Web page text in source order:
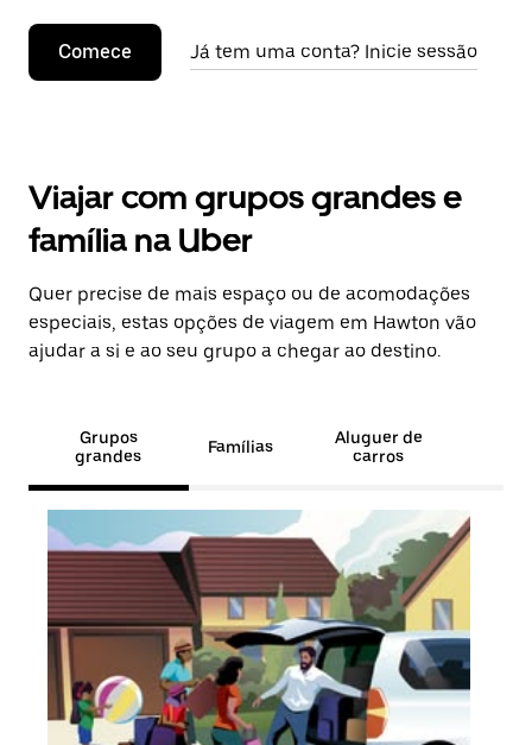
Comece Já tem uma conta? Inicie sessão
Viajar com grupos grandes e
família na Uber
Quer precise de mais espaço ou de acomodações
especiais, estas opções de viagem em Hawton vão
ajudar a si e ao seu grupo a chegar ao destino.
Grupos
grandes
Famílias
Aluguer de
carros